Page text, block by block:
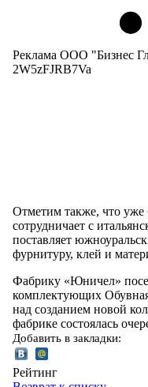
Реклама ООО "Бизнес
2W5zFJRB7Va
Отметим также, что
сотрудничает с
поставляет
фурнитуру, клей и
Фабрику «Юничел»
комплектующих
над созданием новой
фабрике состоялась
Добавить в закладки:
Рейтинг